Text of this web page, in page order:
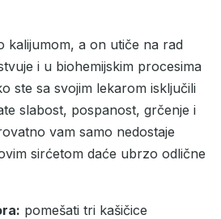
kalijumom, a on utiče na rad
i u biohemijskim procesima
ste sa svojim lekarom isključili
slabost, pospanost, grčenje i
vam samo nedostaje
sirćetom daće ubrzo odlične
pomešati tri kašičice